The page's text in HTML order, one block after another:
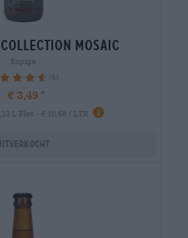
collection mosaic
Espiga
93.33% (6)
€ 3,49
L Fles - € 10,58 / LTR